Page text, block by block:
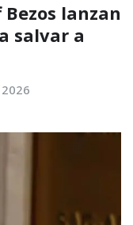
lanzan
salvar a